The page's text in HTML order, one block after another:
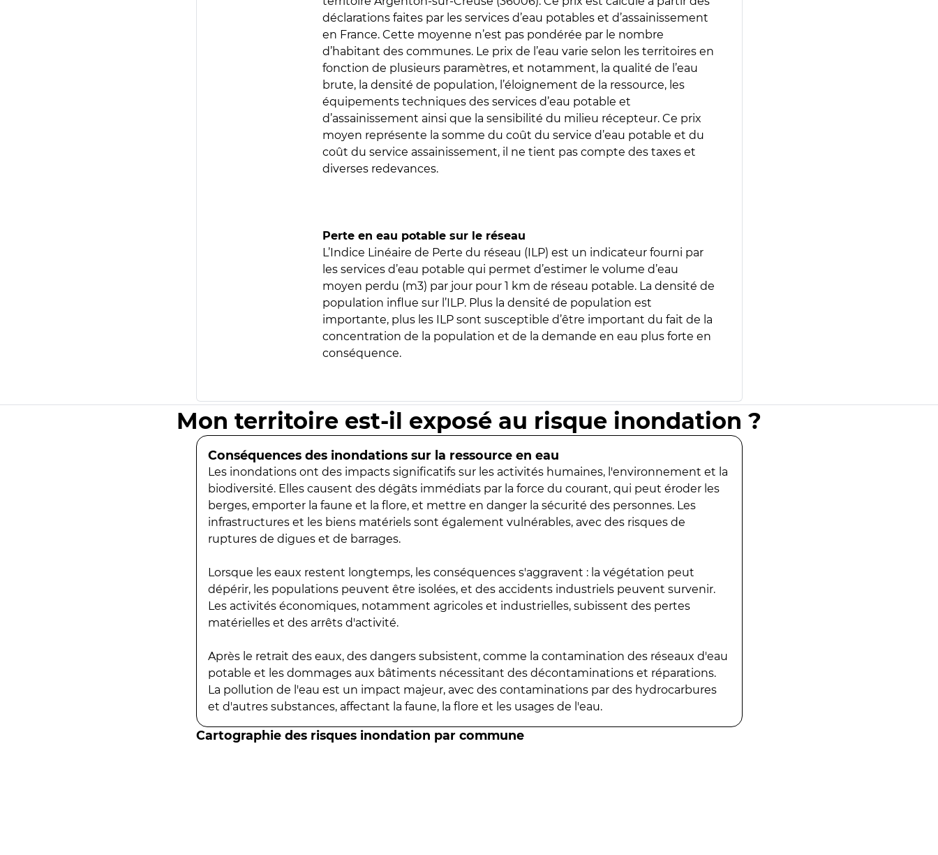
déclarations faites par les services d’eau potables et d’assainissement
en France. Cette moyenne n’est pas pondérée par le nombre
d’habitant des communes. Le prix de l’eau varie selon les territoires en
fonction de plusieurs paramètres, et notamment, la qualité de l’eau
brute, la densité de population, l’éloignement de la ressource, les
équipements techniques des services d’eau potable et
d’assainissement ainsi que la sensibilité du milieu récepteur. Ce prix
moyen représente la somme du coût du service d’eau potable et du
coût du service assainissement, il ne tient pas compte des taxes et
diverses redevances.
Perte en eau potable sur le réseau
L’Indice Linéaire de Perte du réseau (ILP) est un indicateur fourni par
les services d’eau potable qui permet d’estimer le volume d’eau
moyen perdu (m3) par jour pour 1 km de réseau potable. La densité de
population influe sur l’ILP. Plus la densité de population est
importante, plus les ILP sont susceptible d’être important du fait de la
concentration de la population et de la demande en eau plus forte en
conséquence.
Mon territoire est-il exposé au risque inondation ?
Conséquences des inondations sur la ressource en eau
Les inondations ont des impacts significatifs sur les activités humaines, l'environnement et la
biodiversité. Elles causent des dégâts immédiats par la force du courant, qui peut éroder les
berges, emporter la faune et la flore, et mettre en danger la sécurité des personnes. Les
infrastructures et les biens matériels sont également vulnérables, avec des risques de
ruptures de digues et de barrages.
Lorsque les eaux restent longtemps, les conséquences s'aggravent : la végétation peut
dépérir, les populations peuvent être isolées, et des accidents industriels peuvent survenir.
Les activités économiques, notamment agricoles et industrielles, subissent des pertes
matérielles et des arrêts d'activité.
Après le retrait des eaux, des dangers subsistent, comme la contamination des réseaux d'eau
potable et les dommages aux bâtiments nécessitant des décontaminations et réparations.
La pollution de l'eau est un impact majeur, avec des contaminations par des hydrocarbures
et d'autres substances, affectant la faune, la flore et les usages de l'eau.
Cartographie des risques inondation par commune